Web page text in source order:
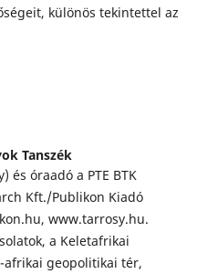
különös tekintettel az
Tanszék
és óraadó a PTE BTK
Kft./Publikon Kiadó
www.tarrosy.hu.
a Keletafrikai
afrikai geopolitikai tér,